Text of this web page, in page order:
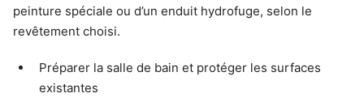
peinture spéciale ou d’un enduit hydrofuge, selon le
revêtement choisi.
Préparer la salle de bain et protéger les surfaces
existantes